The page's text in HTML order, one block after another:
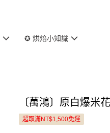
✪ 烘焙小知識
〔萬鴻〕原白爆米
超取滿NT$1,500免運